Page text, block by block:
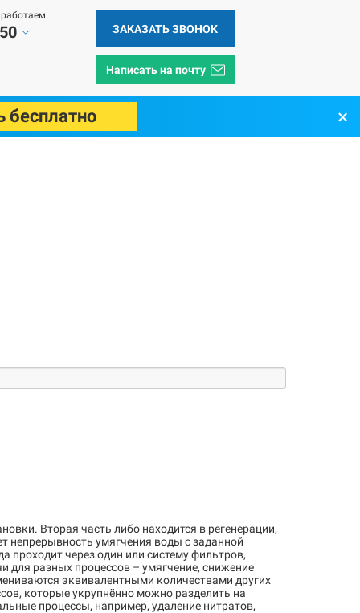
ЗАКАЗАТЬ ЗВОНОК
Написать на почту
бесплатно ×
Вторая часть либо находится в регенерации,
непрерывность умягчения воды с заданной
через один или систему фильтров,
разных процессов – умягчение, снижение
эквивалентными количествами других
которые укрупнённо можно разделить на
процессы, например, удаление нитратов,